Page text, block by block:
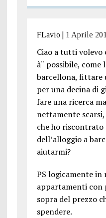
FLavio 1 Aprile
Ciao a tutti volevo
à¨ possibile, come
barcellona, fittare
per una decina di
fare una ricerca
nettamente
che ho
dell’alloggio a
aiutarmi?
PS logicamente
appartamenti con
sopra del prezzo
spendere.